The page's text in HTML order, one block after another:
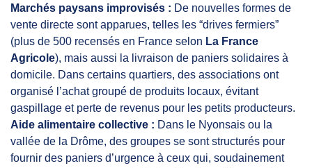
Marchés paysans improvisés : De nouvelles formes de
vente directe sont apparues, telles les “drives fermiers”
(plus de 500 recensés en France selon La France
Agricole), mais aussi la livraison de paniers solidaires à
domicile. Dans certains quartiers, des associations ont
organisé l’achat groupé de produits locaux, évitant
gaspillage et perte de revenus pour les petits producteurs.
Aide alimentaire collective : Dans le Nyonsais ou la
vallée de la Drôme, des groupes se sont structurés pour
fournir des paniers d’urgence à ceux qui, soudainement